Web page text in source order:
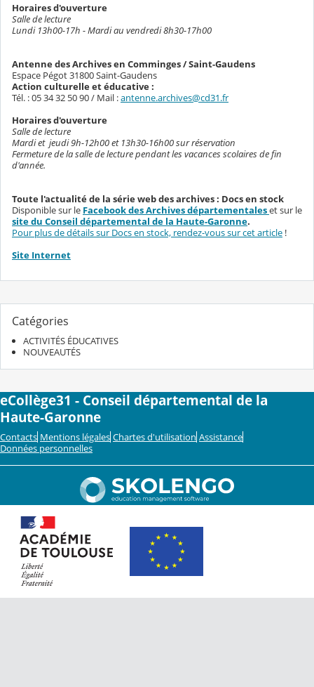
Horaires d'ouverture
Salle de lecture
Lundi 13h00-17h - Mardi au vendredi 8h30-17h00
Antenne des Archives en Comminges / Saint-Gaudens
Espace Pégot 31800 Saint-Gaudens
Action culturelle et éducative :
Tél. : 05 34 32 50 90 / Mail :antenne.archives@cd31.fr
Horaires d'ouverture
Salle de lecture
Mardi et jeudi 9h-12h00 et 13h30-16h00 sur réservation
Fermeture de la salle de lecture pendant les vacances scolaires de fin
d'année.
Toute l'actualité de la série web des archives : Docs en stock
Disponible sur le Facebook des Archives départementaleset sur le
site du Conseil départemental de la Haute-Garonne.
Pour plus de détails sur Docs en stock, rendez-vous sur cet article !
Site Internet
Catégories
ACTIVITÉS ÉDUCATIVES
NOUVEAUTÉS
eCollège31 - Conseil départemental de la
Haute-Garonne
Contacts Mentions légales Chartes d'utilisation Assistance
Données personnelles